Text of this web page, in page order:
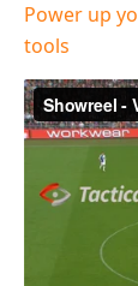
Power up
tools